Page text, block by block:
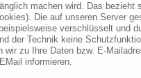
machen wird. Das bezieht
Die auf unseren Server
verschlüsselt und
der Technik keine
zu Ihre Daten bzw. E-
informieren.